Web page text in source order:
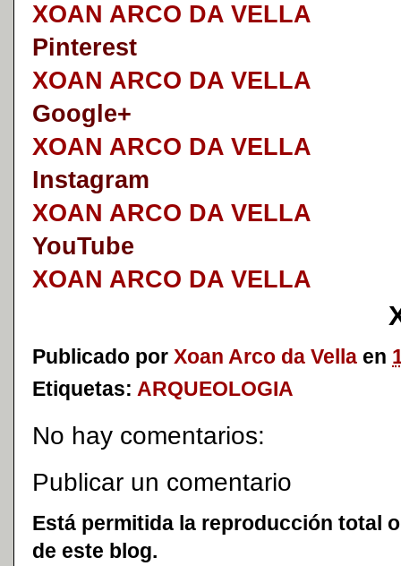
XOAN ARCO DA VELLA
Pinterest
XOAN ARCO DA VELLA
Google+
XOAN ARCO DA VELLA
Instagram
XOAN ARCO DA VELLA
YouTube
XOAN ARCO DA VELLA
Publicado por Xoan Arco da Vella en
Etiquetas: ARQUEOLOGIA
No hay comentarios:
Publicar un comentario
Está permitida la reproducción total
de este blog.